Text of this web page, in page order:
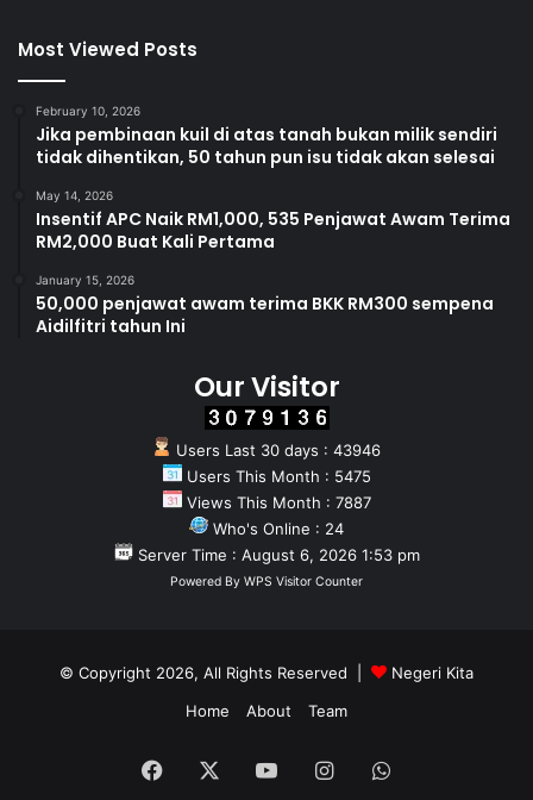
Most Viewed Posts
February 10, 2026
Jika pembinaan kuil di atas tanah bukan milik sendiri
tidak dihentikan, 50 tahun pun isu tidak akan selesai
May 14, 2026
Insentif APC Naik RM1,000, 535 Penjawat Awam Terima
RM2,000 Buat Kali Pertama
January 15, 2026
50,000 penjawat awam terima BKK RM300 sempena
Aidilfitri tahun Ini
Our Visitor
Users Last 30 days : 43946
Users This Month : 5475
Views This Month : 7887
Who's Online : 24
Server Time : August 6, 2026 1:53 pm
Powered By WPS Visitor Counter
© Copyright 2026, All Rights Reserved |
Negeri Kita
Home
About Team
Facebook YouTubeInstagramWhatsApp